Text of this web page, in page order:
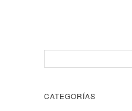
CATEGORÍAS